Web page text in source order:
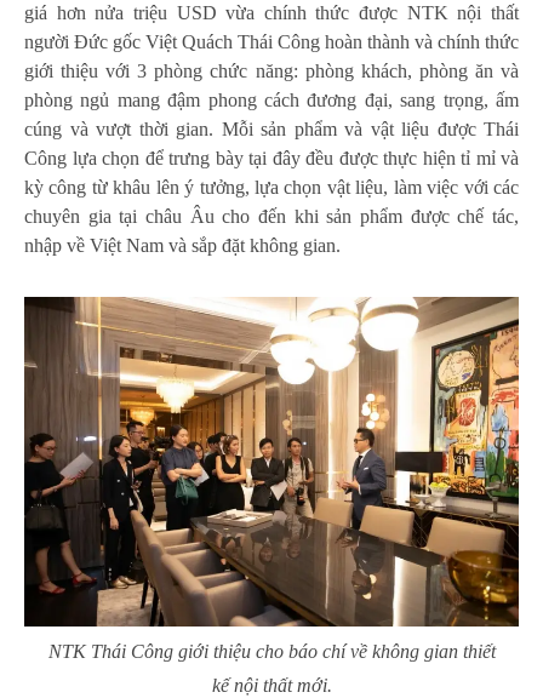
giá hơn nửa triệu USD vừa chính thức được NTK nội thất
người Đức gốc Việt Quách Thái Công hoàn thành và chính thức
giới thiệu với 3 phòng chức năng: phòng khách, phòng ăn và
phòng ngủ mang đậm phong cách đương đại, sang trọng, ấm
cúng và vượt thời gian. Mỗi sản phẩm và vật liệu được Thái
Công lựa chọn để trưng bày tại đây đều được thực hiện tỉ mỉ và
kỳ công từ khâu lên ý tưởng, lựa chọn vật liệu, làm việc với các
chuyên gia tại châu Âu cho đến khi sản phẩm được chế tác,
nhập về Việt Nam và sắp đặt không gian.
NTK Thái Công giới thiệu cho báo chí về không gian thiết
kế nội thất mới.